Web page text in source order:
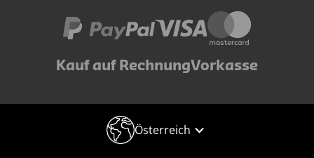
Kauf auf RechnungVorkasse
Österreich